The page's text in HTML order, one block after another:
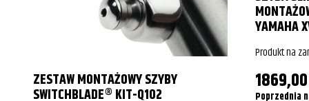
VT750 Shadow Aero/VT750C
VT750 Shadow Aero/VT750C
Honda
VT750 Shadow Aero/VT750C
ZESTAW MONTAŻOWY SZYBY
SWITCHBLADE® KIT-Q102
YAMAHA
Produkt na
1869,00
Poprzednia